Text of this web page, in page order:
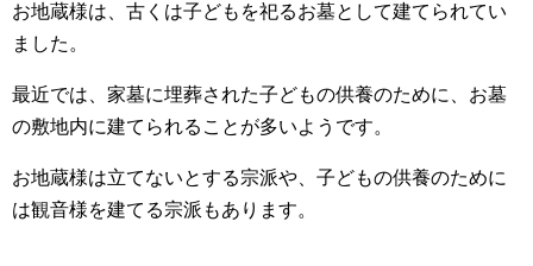
お地蔵様は、古くは子どもを祀るお墓として建てられてい
ました。
最近では、家墓に埋葬された子どもの供養のために、お墓
の敷地内に建てられることが多いようです。
お地蔵様は立てないとする宗派や、子どもの供養のために
は観音様を建てる宗派もあります。